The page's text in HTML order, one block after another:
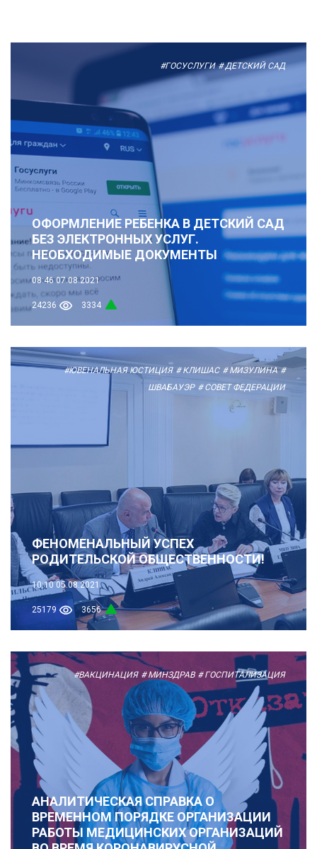
#ГОСУСЛУГИ # ДЕТСКИЙ САД
ОФОРМЛЕНИЕ РЕБЕНКА В ДЕТСКИЙ САД
БЕЗ ЭЛЕКТРОННЫХ УСЛУГ.
НЕОБХОДИМЫЕ ДОКУМЕНТЫ
08:46 07.08.2021
24236 3334
#ЮВЕНАЛЬНАЯ ЮСТИЦИЯ # КЛИШАС # МИЗУЛИНА #
ШВАБАУЭР # СОВЕТ ФЕДЕРАЦИИ
ФЕНОМЕНАЛЬНЫЙ УСПЕХ
РОДИТЕЛЬСКОЙ ОБЩЕСТВЕННОСТИ!
10:10 05.08.2021
25179 3656
#ВАКЦИНАЦИЯ # МИНЗДРАВ # ГОСПИТАЛИЗАЦИЯ
АНАЛИТИЧЕСКАЯ СПРАВКА О
ВРЕМЕННОМ ПОРЯДКЕ ОРГАНИЗАЦИИ
РАБОТЫ МЕДИЦИНСКИХ ОРГАНИЗАЦИЙ